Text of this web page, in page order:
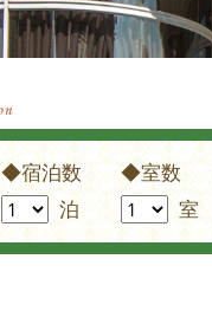
◆宿泊数 ◆室数
泊 室